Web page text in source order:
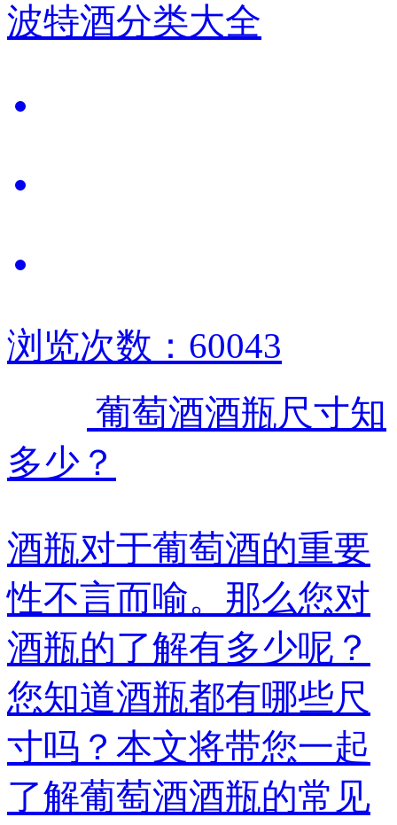
波特酒分类大全
浏览次数：60043
葡萄酒酒瓶尺寸知
多少？
酒瓶对于葡萄酒的重要
性不言而喻。那么您对
酒瓶的了解有多少呢？
您知道酒瓶都有哪些尺
寸吗？本文将带您一起
了解葡萄酒酒瓶的常见